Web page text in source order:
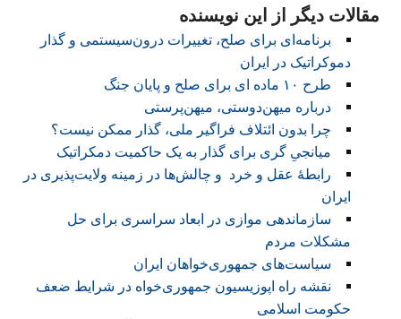
مقالات دیگر از این نویسنده
برنامه‌ای برای صلح، تغییرات درون‌سیستمی و گذار
دموکراتیک در ایران
طرح ۱۰ ماده ای برای صلح و پایان جنگ
درباره میهن‌دوستی، میهن‌پرستی
چرا بدون ائتلاف فراگیر ملی، گذار ممکن نیست؟
میانجیِ گری برای گذار به یک حاکمیت دمکراتیک
رابطهٔ عقل و خرد و ‌چالش‌ها در زمینه ولایت‌پذیری در
ایران
سازماندهی موازی در ابعاد سراسری برای حل
مشکلات مردم
سیاست‌های جمهوری‌خواهان ایران
نقشه راه اپوزیسیون جمهوری‌خواه در شرایط ضعف
حکومت اسلامی